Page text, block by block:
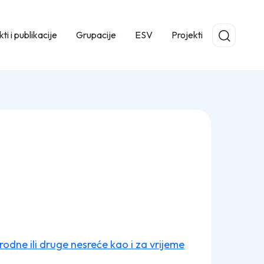
i publikacije Grupacije ESV Projekti
ili druge nesreće kao i za vrijeme